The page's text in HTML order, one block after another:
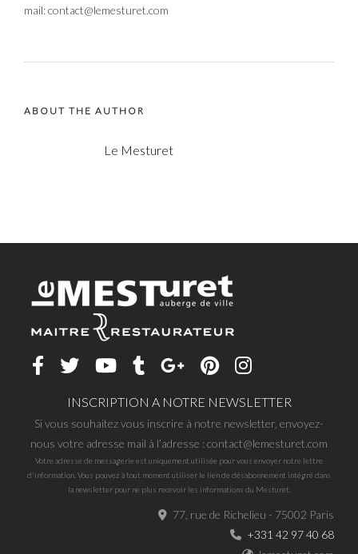
mail: contact@lemesturet.com
ABOUT THE AUTHOR
Le Mesturet
INSCRIPTION A NOTRE NEWSLETTER
Si vous souhaitez vous inscrire à notre newsletter, envoyez-
nous votre adresse mail à l’adresse : contact@lemesturet.com
Votre adresse de messagerie est uniquement utilisée pour vous envoyer notre lettre
d'information. Vous pouvez à tout moment utiliser le lien de désabonnement intégré dans
la newsletter pour ne plus recevoir les informations du Mesturet.
77, rue de Richelieu - 75002 Paris
+331 42 97 40 68